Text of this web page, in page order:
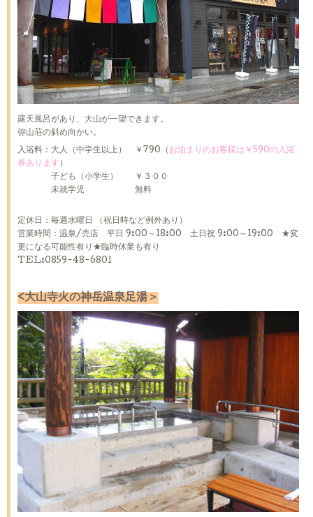
露天風呂があり、大山が一望できます。
弥山荘の斜め向かい。
入浴料：大人（中学生以上） ￥790（ お泊まりのお客様は￥590の入浴
券あります ）
子ども（小学生） ￥３００
未就学児 無料
定休日：毎週水曜日 （祝日時など例外あり）
営業時間：温泉/売店 平日 9:00～18:00 土日祝 9:00～19:00 ★変
更になる可能性有り★臨時休業も有り
TEL:0859-48-6801
<大山寺火の神岳温泉足湯＞